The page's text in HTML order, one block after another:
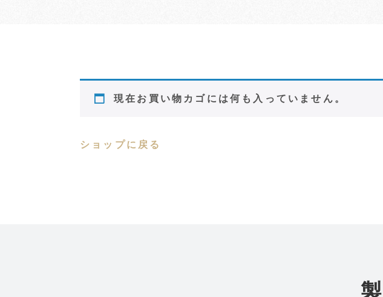
現在お買い物カゴには何も入っていません。
ショップに戻る